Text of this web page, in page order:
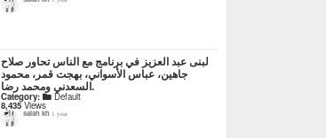
لبنى عبد العزيز في برنامج مع الناس تحاور صلاح
جاهين، عباس الأسواني، بهجت قمر، محمود
السعدني ومحمد رضا.
Category: Default
8,435Views
salah kh 1 year